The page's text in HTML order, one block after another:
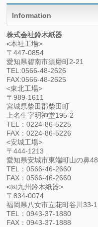
Information
株式会社鈴木紙器
<本社工場>
〒447-0854
愛知県碧南市須磨町2-21
TEL:0566-48-2626
FAX:0566-48-2625
<東北工場>
〒989-1611
宮城県柴田郡柴田町
上名生字明神堂195-2
TEL：0224-86-5225
FAX：0224-86-5226
<安城工場>
〒444-1213
愛知県安城市東端町山の鼻48
TEL：0566-46-2660
FAX：0566-46-2660
<㈱九州鈴木紙器>
〒834-0074
福岡県八女市立花町谷川33-1
TEL：0943-37-1880
FAX：0943-37-1888